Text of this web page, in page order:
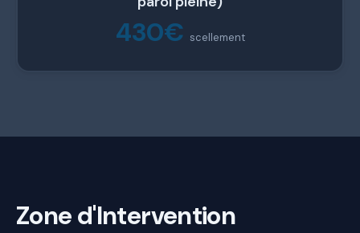
430€ scellement
Zone d'Intervention